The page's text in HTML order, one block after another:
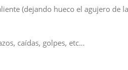
(dejando hueco el agujero de
caídas, golpes, etc…